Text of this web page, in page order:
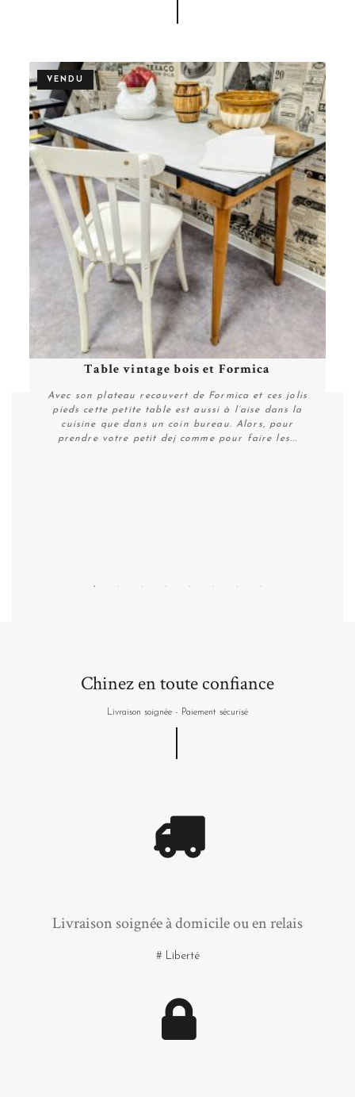
VENDU
Table vintage bois et Formica
Avec son plateau recouvert de Formica et ces jolis
pieds cette petite table est aussi à l’aise dans la
cuisine que dans un coin bureau. Alors, pour
prendre votre petit dej comme pour faire les...
Chinez en toute confiance
Livraison soignée - Paiement sécurisé
Livraison soignée à domicile ou en relais
# Liberté